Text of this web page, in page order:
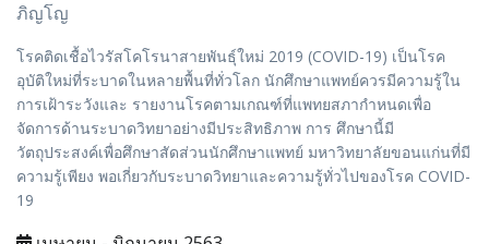
ภิญโญ
โรคติดเชื้อไวรัสโคโรนาสายพันธุ์ใหม่ 2019 (COVID-19) เป็นโรค
อุบัติใหม่ที่ระบาดในหลายพื้นที่ทั่วโลก นักศึกษาแพทย์ควรมีความรู้ใน
การเฝ้าระวังและ รายงานโรคตามเกณฑ์ที่แพทยสภากำหนดเพื่อ
จัดการด้านระบาดวิทยาอย่างมีประสิทธิภาพ การ ศึกษานี้มี
วัตถุประสงค์เพื่อศึกษาสัดส่วนนักศึกษาแพทย์ มหาวิทยาลัยขอนแก่นที่มี
ความรู้เพียง พอเกี่ยวกับระบาดวิทยาและความรู้ทั่วไปของโรค COVID-
19